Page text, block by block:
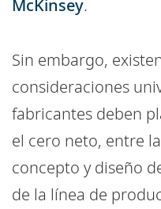
McKinsey.
Sin embargo,
consideraciones
fabricantes deben
el cero neto, entre
concepto y diseño
de la línea de